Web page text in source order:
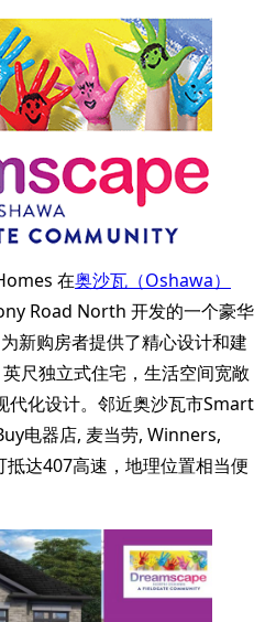
在奥沙瓦（Oshawa）
Road North 开发的一个豪华
新购房者提供了精心设计和建
尺独立式住宅，生活空间宽敞
代化设计。邻近奥沙瓦市Smart
电器店, 麦当劳, Winners,
抵达407高速，地理位置相当便